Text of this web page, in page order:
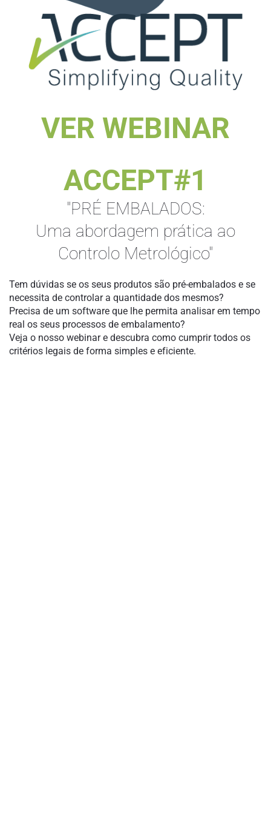
VER WEBINAR
ACCEPT#1
"PRÉ EMBALADOS:
Uma abordagem prática ao
Controlo Metrológico"
Tem dúvidas se os seus produtos são pré-embalados e se
necessita de controlar a quantidade dos mesmos?
Precisa de um software que lhe permita analisar em tempo
real os seus processos de embalamento?
Veja o nosso webinar e descubra como cumprir todos os
critérios legais de forma simples e eficiente.